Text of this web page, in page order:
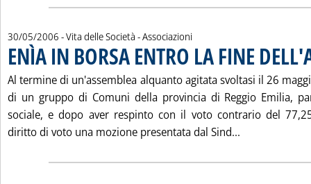
30/05/2006 - Vita delle Società - Associazioni
ENÌA IN BORSA ENTRO LA FINE
Al termine di un'assemblea alquanto agitata svoltasi il 26
di un gruppo di Comuni della provincia di Reggio Emilia,
sociale, e dopo aver respinto con il voto contrario del
diritto di voto una mozione presentata dal Sind...